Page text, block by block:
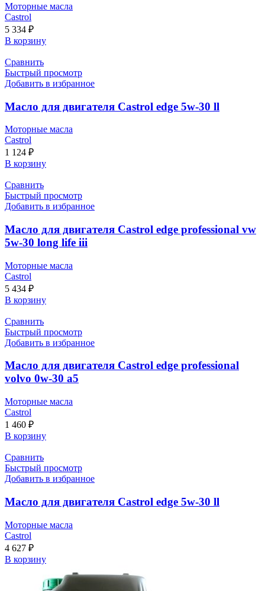
Моторные масла
Castrol
5 334 ₽
В корзину
Сравнить
Быстрый просмотр
Добавить в избранное
Масло для двигателя Castrol edge 5w-30 ll
Моторные масла
Castrol
1 124 ₽
В корзину
Сравнить
Быстрый просмотр
Добавить в избранное
Масло для двигателя Castrol edge professional vw
5w-30 long life iii
Моторные масла
Castrol
5 434 ₽
В корзину
Сравнить
Быстрый просмотр
Добавить в избранное
Масло для двигателя Castrol edge professional
volvo 0w-30 a5
Моторные масла
Castrol
1 460 ₽
В корзину
Сравнить
Быстрый просмотр
Добавить в избранное
Масло для двигателя Castrol edge 5w-30 ll
Моторные масла
Castrol
4 627 ₽
В корзину